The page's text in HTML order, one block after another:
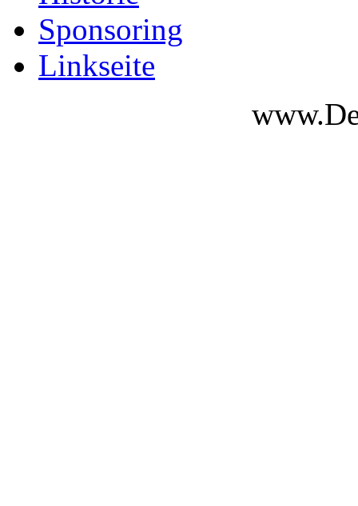
Sponsoring
Linkseite